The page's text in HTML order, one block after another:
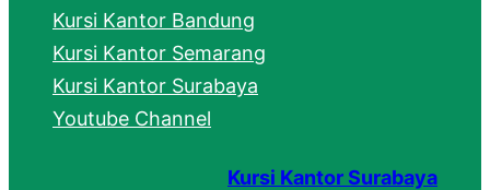
Kursi Kantor Bandung
Kursi Kantor Semarang
Kursi Kantor Surabaya
Youtube Channel
Kursi Kantor Surabaya